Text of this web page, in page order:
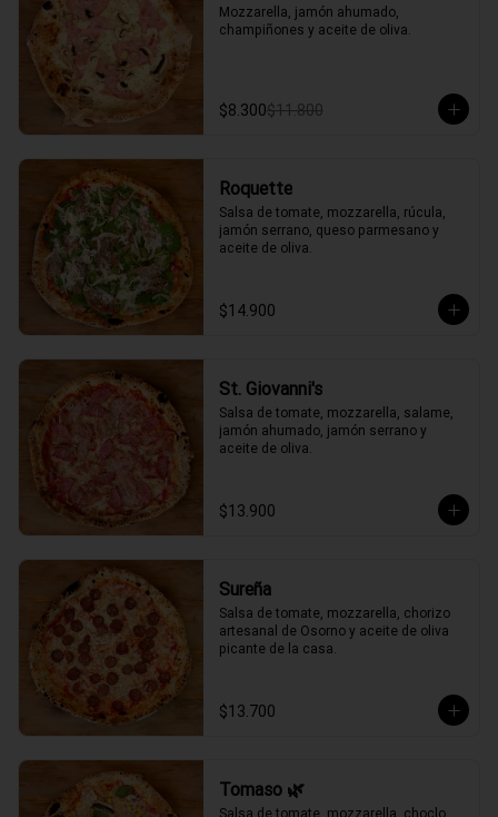
Mozzarella, jamón ahumado,
champiñones y aceite de oliva.
$8.300$11.800
Roquette
Salsa de tomate, mozzarella, rúcula,
jamón serrano, queso parmesano y
aceite de oliva.
$14.900
St. Giovanni's
Salsa de tomate, mozzarella, salame,
jamón ahumado, jamón serrano y
aceite de oliva.
$13.900
Sureña
Salsa de tomate, mozzarella, chorizo
artesanal de Osorno y aceite de oliva
picante de la casa.
$13.700
Tomaso 🌿
Salsa de tomate, mozzarella, choclo,